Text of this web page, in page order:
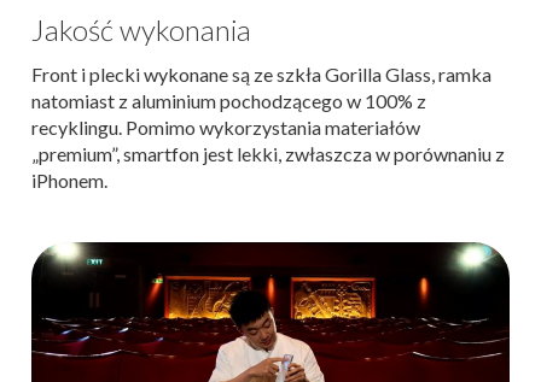
Jakość wykonania
Front i plecki wykonane są ze szkła Gorilla Glass, ramka
natomiast z aluminium pochodzącego w 100% z
recyklingu. Pomimo wykorzystania materiałów
„premium”, smartfon jest lekki, zwłaszcza w porównaniu z
iPhonem.